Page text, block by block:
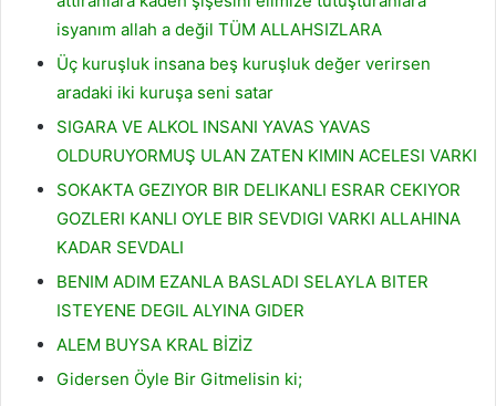
isyanım allah a değil TÜM ALLAHSIZLARA
Üç kuruşluk insana beş kuruşluk değer verirsen
aradaki iki kuruşa seni satar
SIGARA VE ALKOL INSANI YAVAS YAVAS
OLDURUYORMUŞ ULAN ZATEN KIMIN ACELESI VARKI
SOKAKTA GEZIYOR BIR DELIKANLI ESRAR CEKIYOR
GOZLERI KANLI OYLE BIR SEVDIGI VARKI ALLAHINA
KADAR SEVDALI
BENIM ADIM EZANLA BASLADI SELAYLA BITER
ISTEYENE DEGIL ALYINA GIDER
ALEM BUYSA KRAL BİZİZ
Gidersen Öyle Bir Gitmelisin ki;